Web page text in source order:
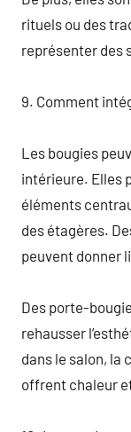
rituels ou des
représenter des
9. Comment
Les bougies
intérieure. Elles
éléments
des étagères.
peuvent donner
Des porte-
rehausser
dans le salon, la
offrent chaleur